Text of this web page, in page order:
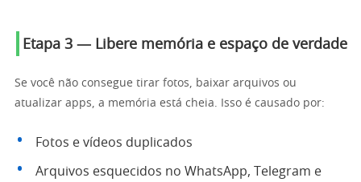
Etapa 3 — Libere memória e espaço de verdade
Se você não consegue tirar fotos, baixar arquivos ou
atualizar apps, a memória está cheia. Isso é causado por:
Fotos e vídeos duplicados
Arquivos esquecidos no WhatsApp, Telegram e